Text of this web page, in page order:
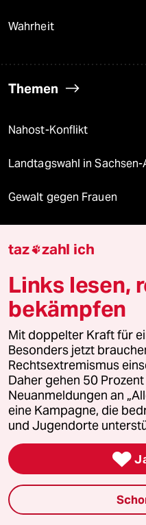
Wahrheit
Themen
Nahost-Konflikt
Landtagswahl in
Gewalt gegen Frauen
Verlag
Aktuelles
Hausblog
Die Seitenwende
Stellen
Presse
taz zahl ich
Links lesen,
bekämpfen
Mit doppelter Kraft für
Besonders jetzt
Rechtsextremismus
Daher gehen 50
Neuanmeldungen an
eine Kampagne, die
und Jugendorte
